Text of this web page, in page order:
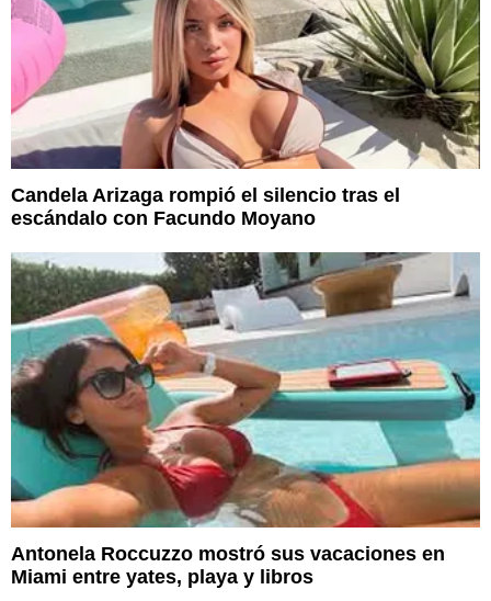
Candela Arizaga rompió el silencio tras el
escándalo con Facundo Moyano
Antonela Roccuzzo mostró sus vacaciones en
Miami entre yates, playa y libros